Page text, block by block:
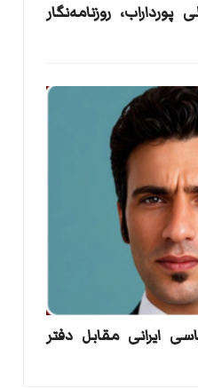
روزنامه‌نگار
ایرانی مقابل دفتر